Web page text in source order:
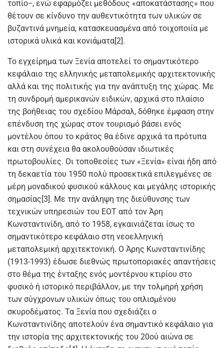
τοπίο−, ενώ εφαρμόζει μεθόδους «αποκατάστασης» που
θέτουν σε κίνδυνο την αυθεντικότητα των υλικών σε
βυζαντινά μνημεία, κατασκευασμένα από τοιχοποιία με
ιστορικά υλικά και κονιάματα[2].
Το εγχείρημα των Ξενία αποτελεί το σημαντικότερο
κεφάλαιο της ελληνικής μεταπολεμικής αρχιτεκτονικής
αλλά και της πολιτικής για την ανάπτυξη της χώρας. Με
τη συνδρομή αμερικανών ειδικών, αρχικά στο πλαίσιο
της βοήθειας του σχεδίου Μάρσαλ, δόθηκε έμφαση στην
επένδυση της χώρας στον τουρισμό βάσει ενός
μοντέλου όπου το κράτος θα έδινε αρχικά τα πρότυπα
και στη συνέχεια θα ακολουθούσαν ιδιωτικές
πρωτοβουλίες. Οι τοποθεσίες των «Ξενία» είναι ήδη από
τη δεκαετία του 1950 πολύ προσεκτικά επιλεγμένες σε
μέρη μοναδικού φυσικού κάλλους και μεγάλης ιστορικής
σημασίας[3]. Με την ανάληψη της διεύθυνσης των
τεχνικών υπηρεσιών του ΕΟΤ από τον Άρη
Κωνσταντινίδη, από το 1958, εγκαινιάζεται ίσως το
σημαντικότερο κεφάλαιο στη νεοελληνική
μεταπολεμική αρχιτεκτονική. Ο Άρης Κωνσταντινίδης
(1913-1993) έδωσε διεθνώς πρωτοποριακές απαντήσεις
στο θέμα της ένταξης ενός μοντέρνου κτιρίου στο
φυσικό ή ιστορικό περιβάλλον, με την τολμηρή χρήση
των σύγχρονων υλικών όπως του οπλισμένου
σκυροδέματος. Τα Ξενία που σχεδιάζει ο
Κωνσταντινίδης αποτελούν ένα σημαντικό κεφάλαιο για
την ιστορία της αρχιτεκτονικής του 20ού αιώνα σε